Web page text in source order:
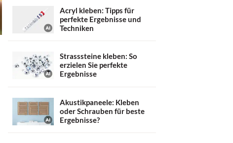
Acryl kleben: Tipps für
perfekte Ergebnisse und
Techniken
Strasssteine kleben: So
erzielen Sie perfekte
Ergebnisse
Akustikpaneele: Kleben
oder Schrauben für beste
Ergebnisse?